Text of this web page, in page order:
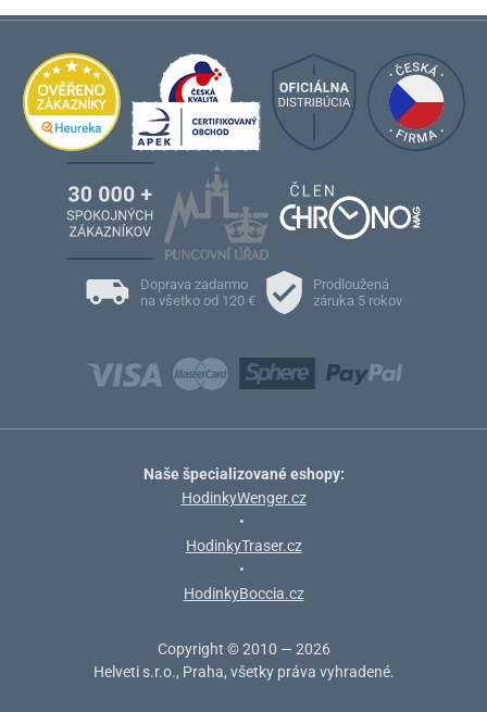
Doprava zadarmo
na všetko od 120 €
Prodloužená
záruka 5 rokov
Naše špecializované eshopy:
HodinkyWenger.cz
•
HodinkyTraser.cz
•
HodinkyBoccia.cz
Copyright © 2010 — 2026
Helveti s.r.o., Praha, všetky práva vyhradené.